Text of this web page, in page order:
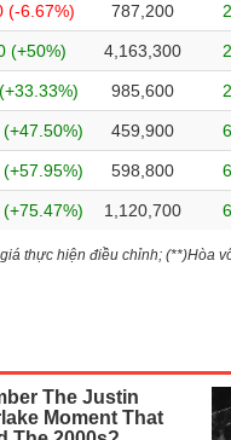
(-6.67%) 787,200
(+50%) 4,163,300
985,600
459,900
598,800
1,120,700
thực hiện điều chỉnh; (**)Hòa